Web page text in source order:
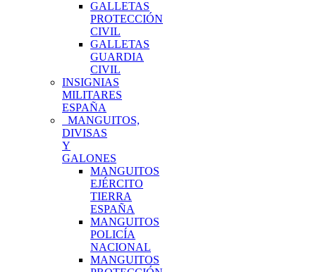
GALLETAS
PROTECCIÓN
CIVIL
GALLETAS
GUARDIA
CIVIL
INSIGNIAS
MILITARES
ESPAÑA
MANGUITOS,
DIVISAS
Y
GALONES
MANGUITOS
EJÉRCITO
TIERRA
ESPAÑA
MANGUITOS
POLICÍA
NACIONAL
MANGUITOS